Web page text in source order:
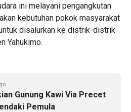
ini melayani pengangkutan
kebutuhan pokok masyarakat
disalurkan ke distrik-distrik
Yahukimo.
Gunung Kawi Via Precet
Pemula